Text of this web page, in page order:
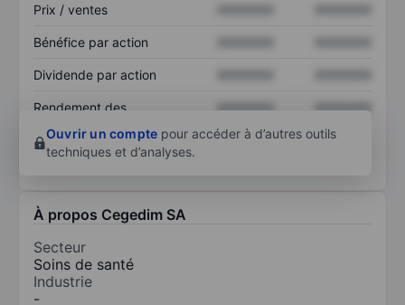
Prix / ventes
Bénéfice par action
Dividende par action
Rendement des
XXXXXXX
XXXXXXX
Ouvrir un compte pour accéder à d’autres outils
techniques et d’analyses.
À propos Cegedim SA
Secteur
Soins de santé
Industrie
-